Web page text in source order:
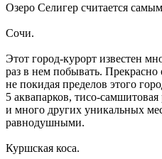
Озеро Селигер считается
Сочи.
Этот город-курорт известен
раз в нем побывать.
не покидая пределов этого
5 аквапарков, тисо-
и много других уникальных
равнодушными.
Куршская коса.